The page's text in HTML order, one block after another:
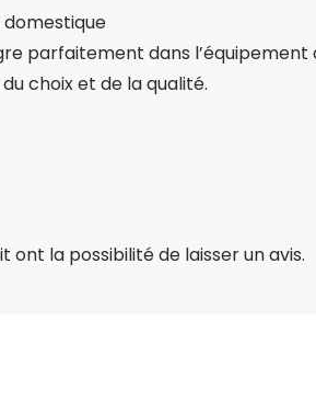
parfaitement dans
choix et de la qualité.
la possibilité de laisser un avis.